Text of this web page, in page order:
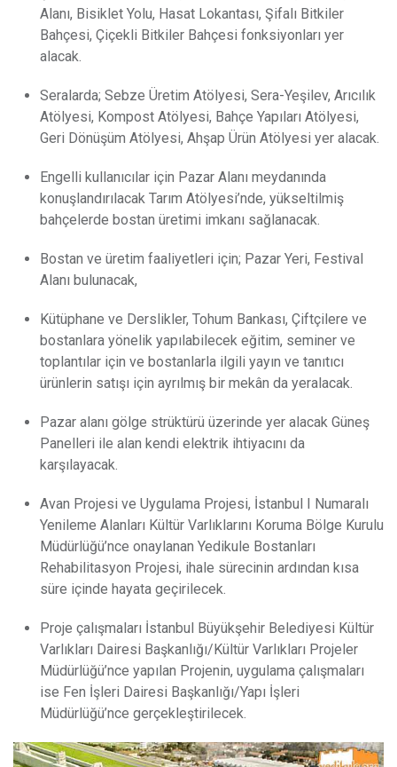
Alanı, Bisiklet Yolu, Hasat Lokantası, Şifalı Bitkiler
Bahçesi, Çiçekli Bitkiler Bahçesi fonksiyonları yer
alacak.
Seralarda; Sebze Üretim Atölyesi, Sera-Yeşilev, Arıcılık
Atölyesi, Kompost Atölyesi, Bahçe Yapıları Atölyesi,
Geri Dönüşüm Atölyesi, Ahşap Ürün Atölyesi yer alacak.
Engelli kullanıcılar için Pazar Alanı meydanında
konuşlandırılacak Tarım Atölyesi’nde, yükseltilmiş
bahçelerde bostan üretimi imkanı sağlanacak.
Bostan ve üretim faaliyetleri için; Pazar Yeri, Festival
Alanı bulunacak,
Kütüphane ve Derslikler, Tohum Bankası, Çiftçilere ve
bostanlara yönelik yapılabilecek eğitim, seminer ve
toplantılar için ve bostanlarla ilgili yayın ve tanıtıcı
ürünlerin satışı için ayrılmış bir mekân da yeralacak.
Pazar alanı gölge strüktürü üzerinde yer alacak Güneş
Panelleri ile alan kendi elektrik ihtiyacını da
karşılayacak.
Avan Projesi ve Uygulama Projesi, İstanbul I Numaralı
Yenileme Alanları Kültür Varlıklarını Koruma Bölge Kurulu
Müdürlüğü’nce onaylanan Yedikule Bostanları
Rehabilitasyon Projesi, ihale sürecinin ardından kısa
süre içinde hayata geçirilecek.
Proje çalışmaları İstanbul Büyükşehir Belediyesi Kültür
Varlıkları Dairesi Başkanlığı/Kültür Varlıkları Projeler
Müdürlüğü’nce yapılan Projenin, uygulama çalışmaları
ise Fen İşleri Dairesi Başkanlığı/Yapı İşleri
Müdürlüğü’nce gerçekleştirilecek.